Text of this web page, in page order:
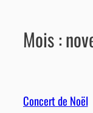
Mois :
Concert de Noël